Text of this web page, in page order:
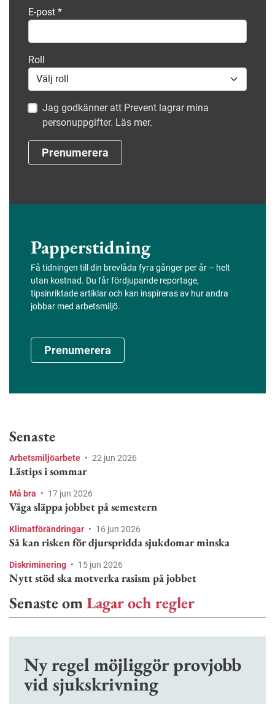
E-post *
Roll
Jag godkänner att Prevent lagrar mina
personuppgifter. Läs mer.
Prenumerera
Papperstidning
Få tidningen till din brevlåda fyra gånger per år – helt
utan kostnad. Du får fördjupande reportage,
tipsinriktade artiklar och kan inspireras av hur andra
jobbar med arbetsmiljö.
Prenumerera
Senaste
Arbetsmiljöarbete • 22 jun 2026
Lästips i sommar
Må bra • 17 jun 2026
Våga släppa jobbet på semestern
Klimatförändringar • 16 jun 2026
Så kan risken för djurspridda sjukdomar minska
Diskriminering • 15 jun 2026
Nytt stöd ska motverka rasism på jobbet
Senaste omLagar och regler
Ny regel möjliggör provjobb
vid sjukskrivning